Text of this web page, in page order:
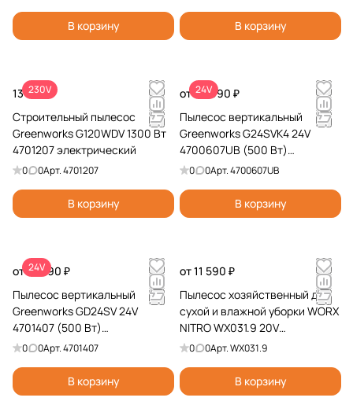
В корзину В корзину
230V
13 990 ₽
Строительный пылесос
Greenworks G120WDV 1300 Вт
4701207 электрический
0 0Арт.4701207
В корзину
24V
от 29 990 ₽
Пылесос вертикальный
Greenworks G24SVK4 24V
4700607UB (500 Вт)
аккумуляторный
0 0Арт.4700607UB
В корзину
24V
от 12 990 ₽
Пылесос вертикальный
Greenworks GD24SV 24V
4701407 (500 Вт)
аккумуляторный
0 0Арт.4701407
В корзину
от 11 590 ₽
Пылесос хозяйственный для
сухой и влажной уборки WORX
NITRO WX031.9 20V
аккумуляторный
0 0Арт.WX031.9
В корзину